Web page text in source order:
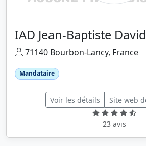
IAD Jean-Baptiste
71140 Bourbon-Lancy, France
Mandataire
Voir les détails Site web
23 avis